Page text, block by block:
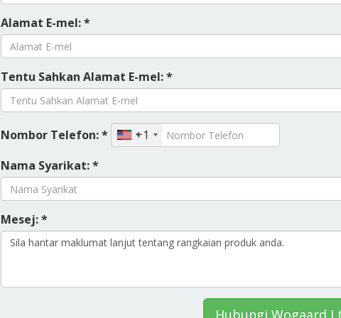
Alamat E-mel: *
Tentu Sahkan Alamat E-mel: *
Nombor Telefon: *
+1
Nama Syarikat: *
Mesej: *
Hubungi Wogaard